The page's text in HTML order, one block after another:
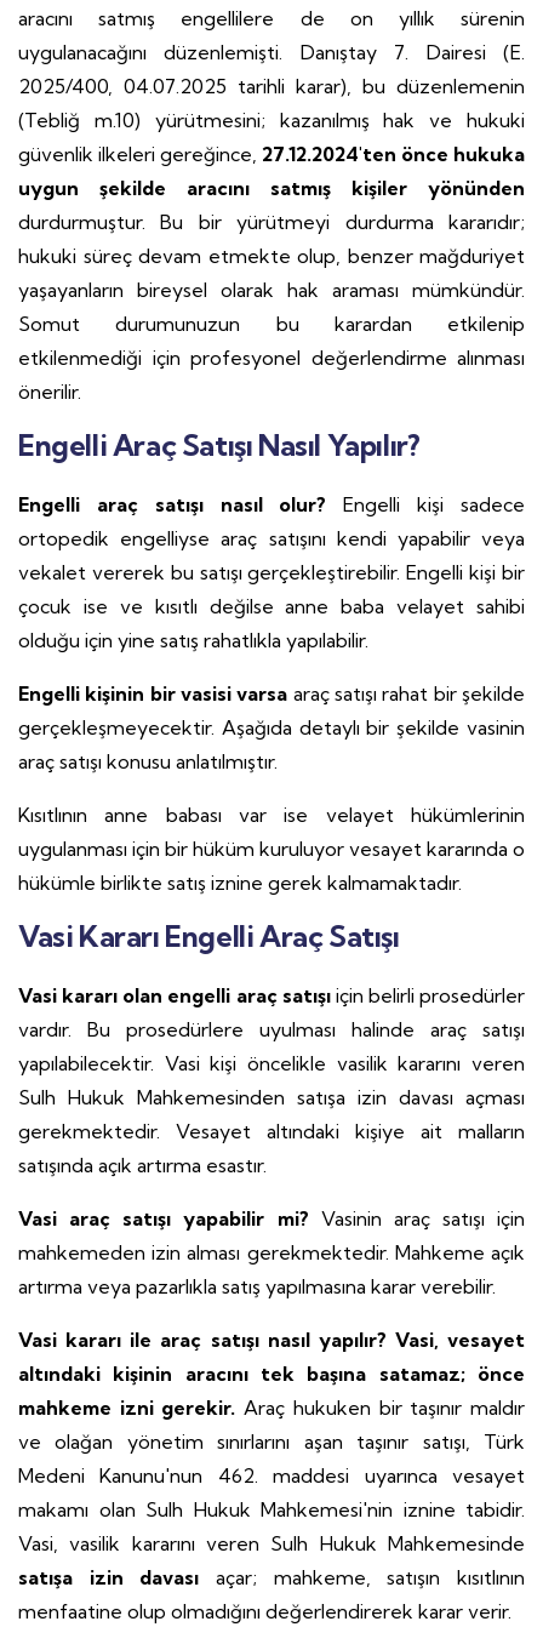
aracını satmış engellilere de on yıllık sürenin
uygulanacağını düzenlemişti. Danıştay 7. Dairesi (E.
2025/400, 04.07.2025 tarihli karar), bu düzenlemenin
(Tebliğ m.10) yürütmesini; kazanılmış hak ve hukuki
güvenlik ilkeleri gereğince, 27.12.2024'ten önce hukuka
uygun şekilde aracını satmış kişiler yönünden
durdurmuştur. Bu bir yürütmeyi durdurma kararıdır;
hukuki süreç devam etmekte olup, benzer mağduriyet
yaşayanların bireysel olarak hak araması mümkündür.
Somut durumunuzun bu karardan etkilenip
etkilenmediği için profesyonel değerlendirme alınması
önerilir.
Engelli Araç Satışı Nasıl Yapılır?
Engelli araç satışı nasıl olur? Engelli kişi sadece
ortopedik engelliyse araç satışını kendi yapabilir veya
vekalet vererek bu satışı gerçekleştirebilir. Engelli kişi bir
çocuk ise ve kısıtlı değilse anne baba velayet sahibi
olduğu için yine satış rahatlıkla yapılabilir.
Engelli kişinin bir vasisi varsa araç satışı rahat bir şekilde
gerçekleşmeyecektir. Aşağıda detaylı bir şekilde vasinin
araç satışı konusu anlatılmıştır.
Kısıtlının anne babası var ise velayet hükümlerinin
uygulanması için bir hüküm kuruluyor vesayet kararında o
hükümle birlikte satış iznine gerek kalmamaktadır.
Vasi Kararı Engelli Araç Satışı
Vasi kararı olan engelli araç satışı için belirli prosedürler
vardır. Bu prosedürlere uyulması halinde araç satışı
yapılabilecektir. Vasi kişi öncelikle vasilik kararını veren
Sulh Hukuk Mahkemesinden satışa izin davası açması
gerekmektedir. Vesayet altındaki kişiye ait malların
satışında açık artırma esastır.
Vasi araç satışı yapabilir mi? Vasinin araç satışı için
mahkemeden izin alması gerekmektedir. Mahkeme açık
artırma veya pazarlıkla satış yapılmasına karar verebilir.
Vasi kararı ile araç satışı nasıl yapılır? Vasi, vesayet
altındaki kişinin aracını tek başına satamaz; önce
mahkeme izni gerekir.Araç hukuken bir taşınır maldır
ve olağan yönetim sınırlarını aşan taşınır satışı, Türk
Medeni Kanunu'nun 462. maddesi uyarınca vesayet
makamı olan Sulh Hukuk Mahkemesi'nin iznine tabidir.
Vasi, vasilik kararını veren Sulh Hukuk Mahkemesinde
satışa izin davası açar; mahkeme, satışın kısıtlının
menfaatine olup olmadığını değerlendirerek karar verir.